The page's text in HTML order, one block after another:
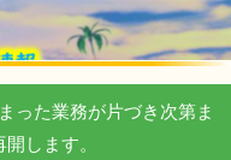
った業務が片づき次第ま
します。